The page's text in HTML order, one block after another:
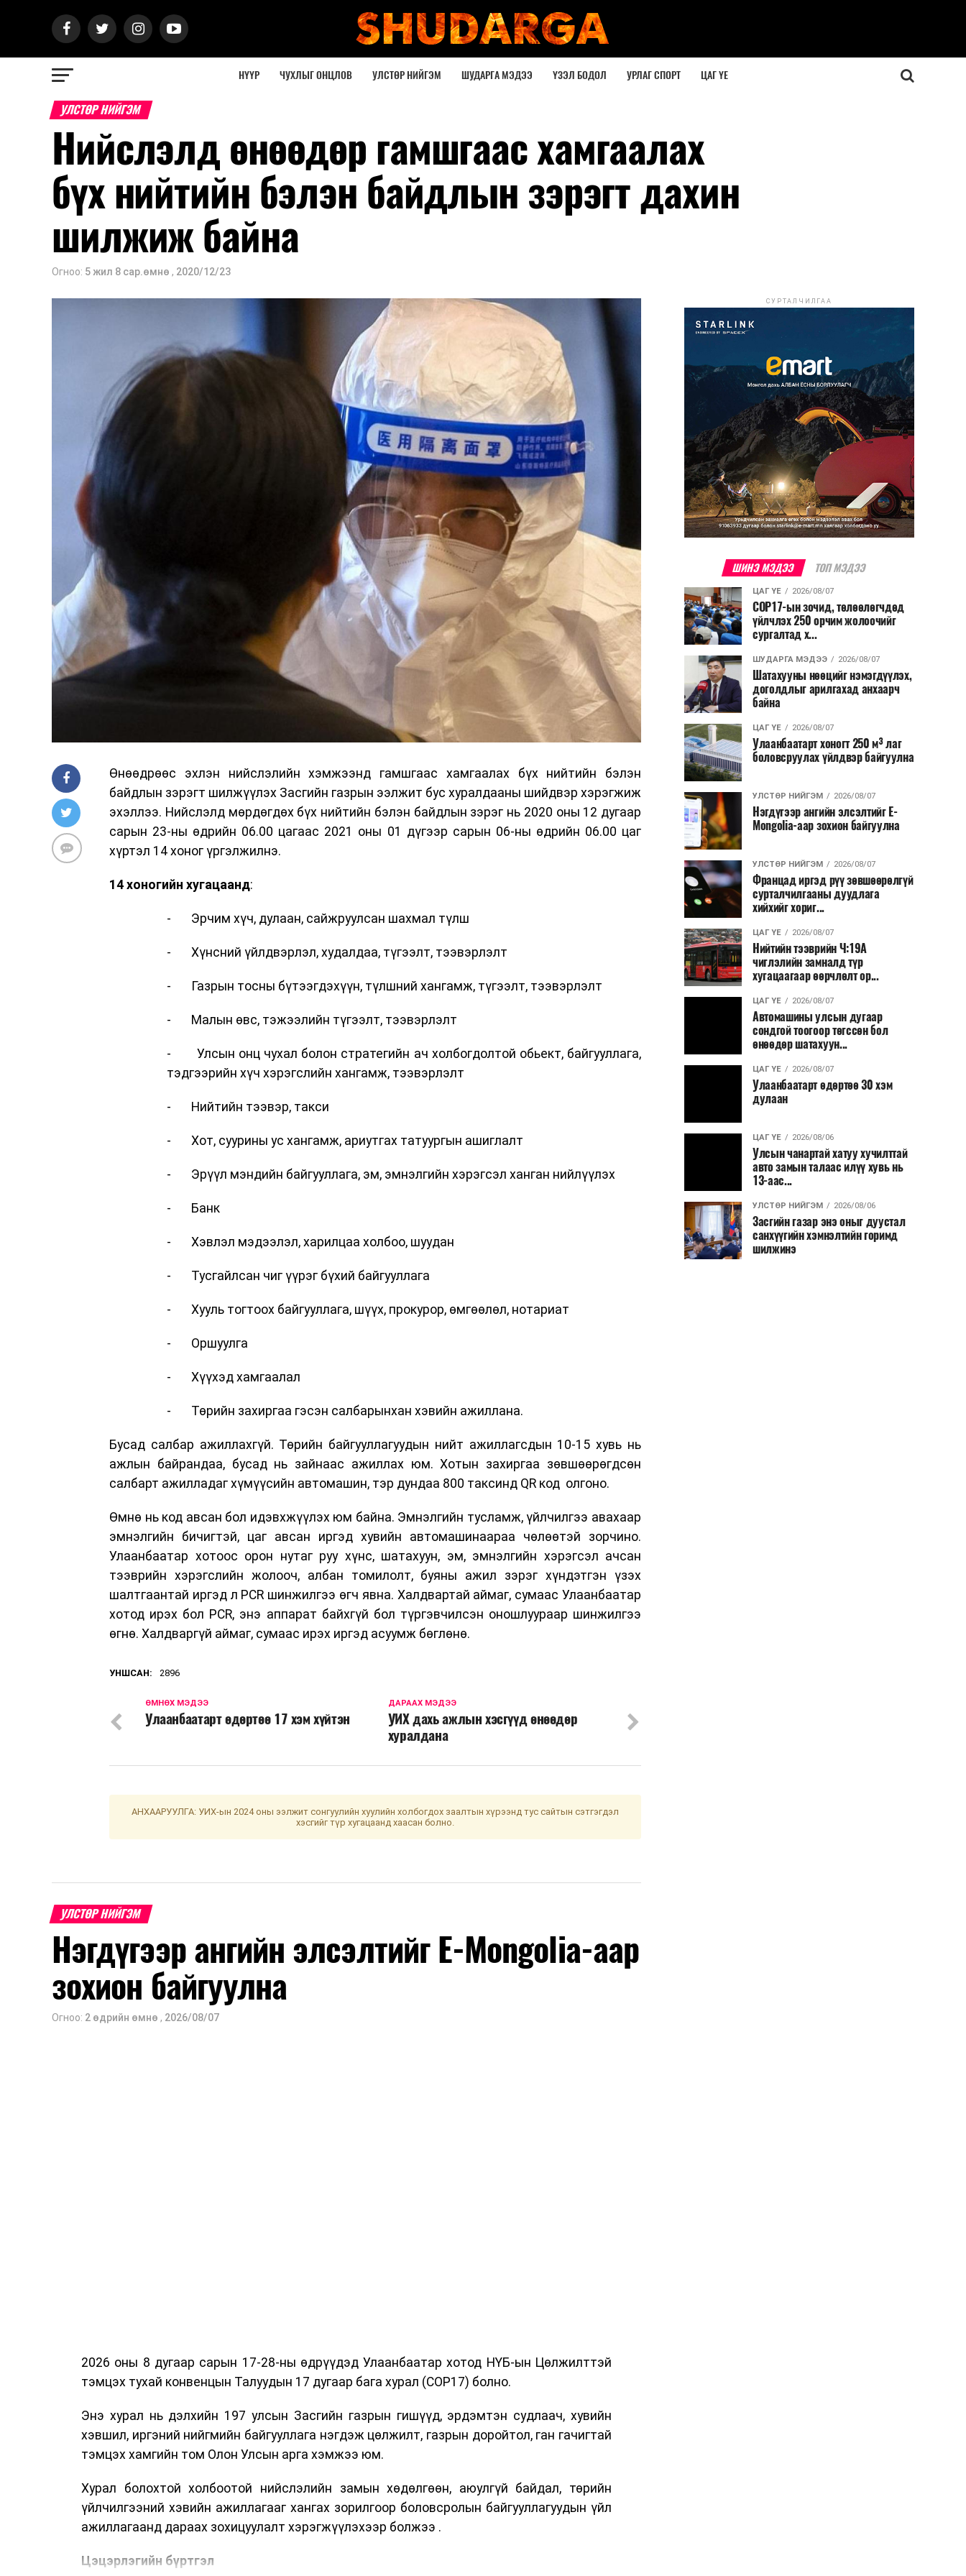
НҮҮР ЧУХЛЫГ ОНЦЛОВ УЛСТӨР НИЙГЭМ ШУДАРГА МЭДЭЭ ҮЗЭЛ БОДОЛ УРЛАГ СПОРТ ЦАГ ҮЕ
УЛСТӨР НИЙГЭМ
Нийслэлд өнөөдөр гамшгаас хамгаалах
бүх нийтийн бэлэн байдлын зэрэгт дахин
шилжиж байна
Огноо: 5 жил 8 сар.өмнө , 2020/12/23
Өнөөдрөөс эхлэн нийслэлийн хэмжээнд гамшгаас хамгаалах бүх нийтийн бэлэн
байдлын зэрэгт шилжүүлэх Засгийн газрын ээлжит бус хуралдааны шийдвэр хэрэгжиж
эхэллээ. Нийслэлд мөрдөгдөх бүх нийтийн бэлэн байдлын зэрэг нь 2020 оны 12 дугаар
сарын 23-ны өдрийн 06.00 цагаас 2021 оны 01 дүгээр сарын 06-ны өдрийн 06.00 цаг
хүртэл 14 хоног үргэлжилнэ.
14 хоногийн хугацаанд:
- Эрчим хүч, дулаан, сайжруулсан шахмал түлш
- Хүнсний үйлдвэрлэл, худалдаа, түгээлт, тээвэрлэлт
- Газрын тосны бүтээгдэхүүн, түлшний хангамж, түгээлт, тээвэрлэлт
- Малын өвс, тэжээлийн түгээлт, тээвэрлэлт
- Улсын онц чухал болон стратегийн ач холбогдолтой обьект, байгууллага,
тэдгээрийн хүч хэрэгслийн хангамж, тээвэрлэлт
- Нийтийн тээвэр, такси
- Хот, суурины ус хангамж, ариутгах татуургын ашиглалт
- Эрүүл мэндийн байгууллага, эм, эмнэлгийн хэрэгсэл ханган нийлүүлэх
- Банк
- Хэвлэл мэдээлэл, харилцаа холбоо, шуудан
- Тусгайлсан чиг үүрэг бүхий байгууллага
- Хууль тогтоох байгууллага, шүүх, прокурор, өмгөөлөл, нотариат
- Оршуулга
- Хүүхэд хамгаалал
- Төрийн захиргаа гэсэн салбарынхан хэвийн ажиллана.
Бусад салбар ажиллахгүй. Төрийн байгууллагуудын нийт ажиллагсдын 10-15 хувь нь
ажлын байрандаа, бусад нь зайнаас ажиллах юм. Хотын захиргаа зөвшөөрөгдсөн
салбарт ажилладаг хүмүүсийн автомашин, тэр дундаа 800 таксинд QR код олгоно.
Өмнө нь код авсан бол идэвхжүүлэх юм байна. Эмнэлгийн тусламж, үйлчилгээ авахаар
эмнэлгийн бичигтэй, цаг авсан иргэд хувийн автомашинаараа чөлөөтэй зорчино.
Улаанбаатар хотоос орон нутаг руу хүнс, шатахуун, эм, эмнэлгийн хэрэгсэл ачсан
тээврийн хэрэгслийн жолооч, албан томилолт, буяны ажил зэрэг хүндэтгэн үзэх
шалтгаантай иргэд л PCR шинжилгээ өгч явна. Халдвартай аймаг, сумаас Улаанбаатар
хотод ирэх бол PCR, энэ аппарат байхгүй бол түргэвчилсэн оношлуураар шинжилгээ
өгнө. Халдваргүй аймаг, сумаас ирэх иргэд асуумж бөглөнө.
УНШСАН: 2896
ДАРААХ МЭДЭЭ
УИХ дахь ажлын хэсгүүд өнөөдөр
хуралдана
ӨМНӨХ МЭДЭЭ
Улаанбаатарт өдөртөө 17 хэм хүйтэн
АНХААРУУЛГА: УИХ-ын 2024 оны ээлжит сонгуулийн хуулийн холбогдох заалтын хүрээнд тус сайтын сэтгэгдэл
хэсгийг түр хугацаанд хаасан болно.
УЛСТӨР НИЙГЭМ
Нэгдүгээр ангийн элсэлтийг E-Mongolia-аар
зохион байгуулна
Огноо: 2 өдрийн өмнө , 2026/08/07
2026 оны 8 дугаар сарын 17-28-ны өдрүүдэд Улаанбаатар хотод НҮБ-ын Цөлжилттэй
тэмцэх тухай конвенцын Талуудын 17 дугаар бага хурал (COP17) болно.
Энэ хурал нь дэлхийн 197 улсын Засгийн газрын гишүүд, эрдэмтэн судлаач, хувийн
хэвшил, иргэний нийгмийн байгууллага нэгдэж цөлжилт, газрын доройтол, ган гачигтай
тэмцэх хамгийн том Олон Улсын арга хэмжээ юм.
Хурал болохтой холбоотой нийслэлийн замын хөдөлгөөн, аюулгүй байдал, төрийн
үйлчилгээний хэвийн ажиллагааг хангах зорилгоор боловсролын байгууллагуудын үйл
ажиллагаанд дараах зохицуулалт хэрэгжүүлэхээр болжээ .
Цэцэрлэгийн бүртгэл
СУРТАЛЧИЛГАА
ШИНЭ МЭДЭЭ ТОП МЭДЭЭ
ЦАГ ҮЕ 2026/08/07
COP17-ын зочид, төлөөлөгчдөд
үйлчлэх 250 орчим жолоочийг
сургалтад х...
ШУДАРГА МЭДЭЭ 2026/08/07
Шатахууны нөөцийг нэмэгдүүлэх,
доголдлыг арилгахад анхаарч
байна
ЦАГ ҮЕ 2026/08/07
Улаанбаатарт хоногт 250 м³ лаг
боловсруулах үйлдвэр байгуулна
УЛСТӨР НИЙГЭМ 2026/08/07
Нэгдүгээр ангийн элсэлтийг E-
Mongolia-аар зохион байгуулна
УЛСТӨР НИЙГЭМ 2026/08/07
Францад иргэд рүү зөвшөөрөлгүй
сурталчилгааны дуудлага
хийхийг хориг...
ЦАГ ҮЕ 2026/08/07
Нийтийн тээврийн Ч:19А
чиглэлийн замналд түр
хугацаагаар өөрчлөлт ор...
ЦАГ ҮЕ 2026/08/07
Автомашины улсын дугаар
сондгой тоогоор төгссөн бол
өнөөдөр шатахуун...
ЦАГ ҮЕ 2026/08/07
Улаанбаатарт өдөртөө 30 хэм
дулаан
ЦАГ ҮЕ 2026/08/06
Улсын чанартай хатуу хучилттай
авто замын талаас илүү хувь нь
13-аас...
УЛСТӨР НИЙГЭМ 2026/08/06
Засгийн газар энэ оныг дуустал
санхүүгийн хэмнэлтийн горимд
шилжинэ